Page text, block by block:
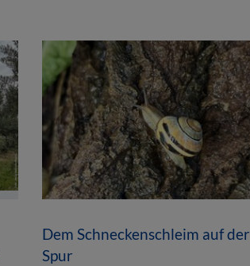
Dem Schneckenschleim auf der
Spur